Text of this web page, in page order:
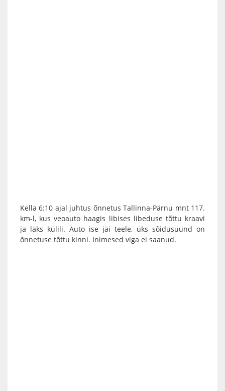
Kella 6:10 ajal juhtus õnnetus Tallinna-Pärnu mnt 117.
km-l, kus veoauto haagis libises libeduse tõttu kraavi
ja läks külili. Auto ise jäi teele, üks sõidusuund on
õnnetuse tõttu kinni. Inimesed viga ei saanud.